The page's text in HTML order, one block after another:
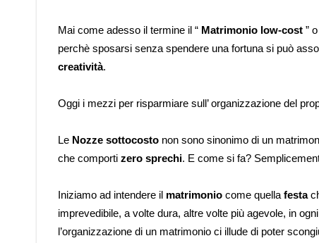
Mai come adesso il termine il “ Matrimonio low-cost ” o
perchè sposarsi senza spendere una fortuna si può
creatività.
Oggi i mezzi per risparmiare sull’ organizzazione del
Le Nozze sottocosto non sono sinonimo di un
che comporti zero sprechi. E come si fa?
Iniziamo ad intendere il matrimonio come quella festa
imprevedibile, a volte dura, altre volte più agevole, in
l’organizzazione di un matrimonio ci illude di poter